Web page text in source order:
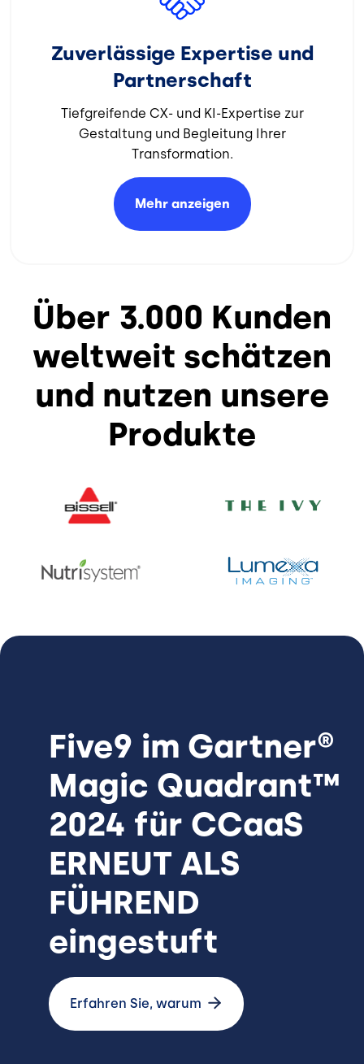
Zuverlässige Expertise und
Partnerschaft
Tiefgreifende CX- und KI-Expertise zur
Gestaltung und Begleitung Ihrer
Transformation.​
Mehr anzeigen
Über 3.000 Kunden
weltweit schätzen
und nutzen unsere
Produkte
Five9 im Gartner®
Magic Quadrant™
2024 für CCaaS
ERNEUT ALS
FÜHREND
eingestuft
Erfahren Sie, warum